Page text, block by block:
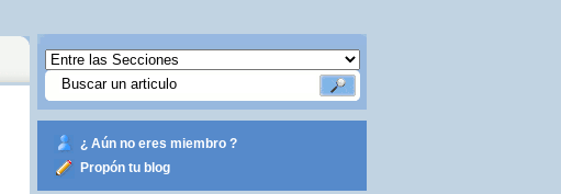
¿ Aún no eres miembro ?
Propón tu blog